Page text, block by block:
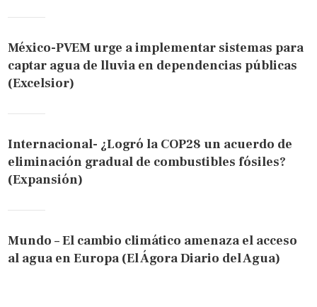
México-PVEM urge a implementar sistemas para
captar agua de lluvia en dependencias públicas
(Excelsior)
Internacional- ¿Logró la COP28 un acuerdo de
eliminación gradual de combustibles fósiles?
(Expansión)
Mundo – El cambio climático amenaza el acceso
al agua en Europa (El Ágora Diario del Agua)